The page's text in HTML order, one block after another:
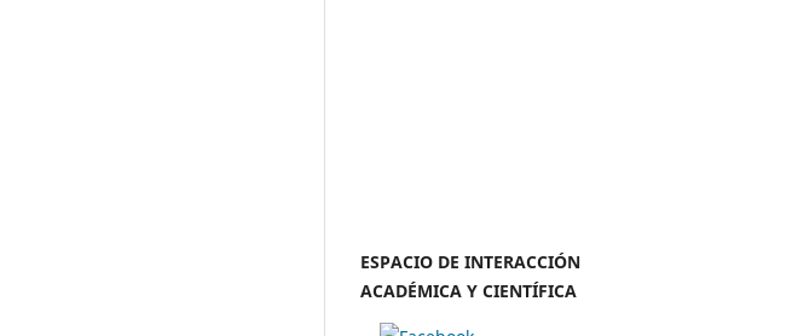
ESPACIO DE INTERACCIÓN
ACADÉMICA Y CIENTÍFICA